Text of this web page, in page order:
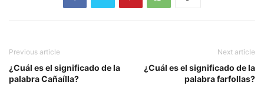
Previous article
¿Cuál es el significado de la
palabra Cañaílla?
Next article
¿Cuál es el significado de la
palabra farfollas?